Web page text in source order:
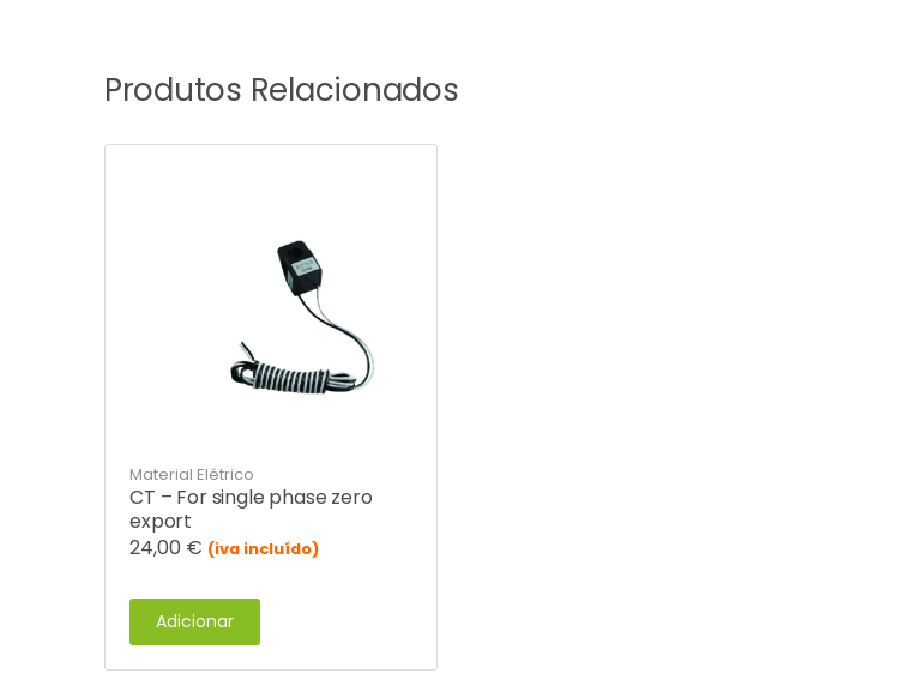
Produtos Relacionados
Material Elétrico
CT – For single phase zero
export
24,00 € (iva incluído)
Adicionar